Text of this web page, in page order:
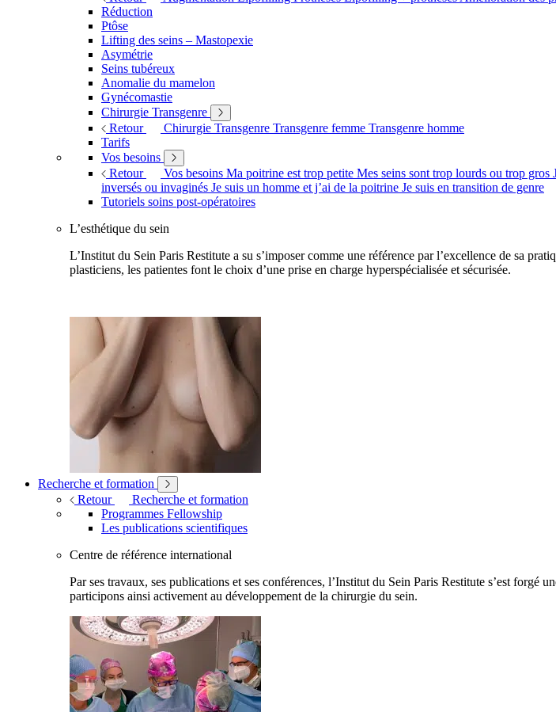
Réduction
Ptôse
Lifting des seins – Mastopexie
Asymétrie
Seins tubéreux
Anomalie du mamelon
Gynécomastie
Chirurgie Transgenre
Retour
Chirurgie Transgenre Transgenre femme Transgenre homme
Tarifs
Vos besoins
Retour
Vos besoins Ma poitrine est trop petite Mes seins sont trop lourds ou trop gros
inversés ou invaginés Je suis un homme et j’ai de la poitrine Je suis en transition de genre
Tutoriels soins post-opératoires
L’esthétique du sein
L’Institut du Sein Paris Restitute a su s’imposer comme une référence par l’excellence de sa
plasticiens, les patientes font le choix d’une prise en charge hyperspécialisée et sécurisée.
Recherche et formation
Retour
Recherche et formation
Programmes Fellowship
Les publications scientifiques
Centre de référence international
Par ses travaux, ses publications et ses conférences, l’Institut du Sein Paris Restitute s’est
participons ainsi activement au développement de la chirurgie du sein.